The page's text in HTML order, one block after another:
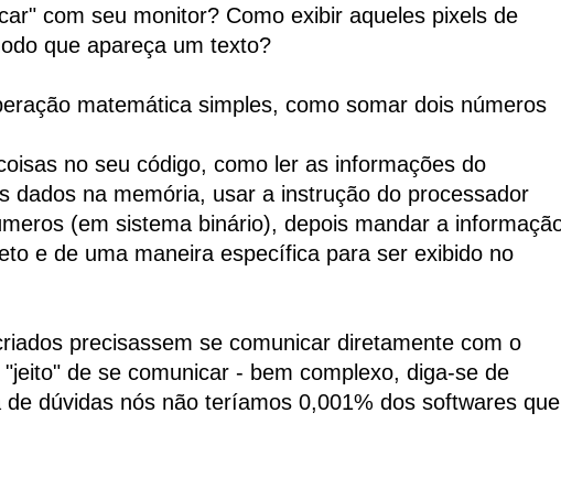
com seu monitor? Como exibir aqueles pixels de
que apareça um texto?
matemática simples, como somar dois números
no seu código, como ler as informações do
dados na memória, usar a instrução do processador
(em sistema binário), depois mandar a
e de uma maneira específica para ser exibido no
precisassem se comunicar diretamente com o
de se comunicar - bem complexo, diga-se de
dúvidas nós não teríamos 0,001% dos softwares que